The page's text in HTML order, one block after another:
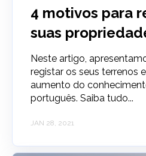
4 motivos para
suas
Neste artigo,
registar os seus terrenos
aumento do
português. Saiba tudo...
JAN 28, 2021